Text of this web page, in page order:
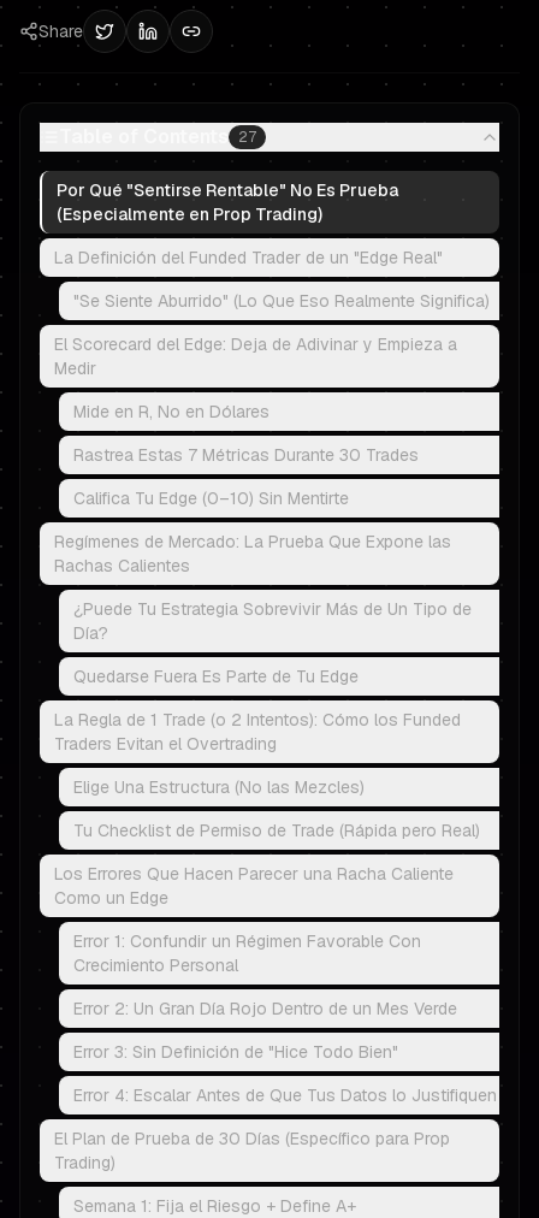
0:00
11:42
Share
27
Por Qué "Sentirse Rentable" No Es Prueba
(Especialmente en Prop Trading)
La Definición del Funded Trader de un "Edge Real"
"Se Siente Aburrido" (Lo Que Eso Realmente Significa)
El Scorecard del Edge: Deja de Adivinar y Empieza a
Medir
Mide en R, No en Dólares
Rastrea Estas 7 Métricas Durante 30 Trades
Califica Tu Edge (0–10) Sin Mentirte
Regímenes de Mercado: La Prueba Que Expone las
Rachas Calientes
¿Puede Tu Estrategia Sobrevivir Más de Un Tipo de
Día?
Quedarse Fuera Es Parte de Tu Edge
La Regla de 1 Trade (o 2 Intentos): Cómo los Funded
Traders Evitan el Overtrading
Elige Una Estructura (No las Mezcles)
Tu Checklist de Permiso de Trade (Rápida pero Real)
Los Errores Que Hacen Parecer una Racha Caliente
Como un Edge
Error 1: Confundir un Régimen Favorable Con
Crecimiento Personal
Error 2: Un Gran Día Rojo Dentro de un Mes Verde
Error 3: Sin Definición de "Hice Todo Bien"
Error 4: Escalar Antes de Que Tus Datos lo Justifiquen
El Plan de Prueba de 30 Días (Específico para Prop
Trading)
Semana 1: Fija el Riesgo + Define A+